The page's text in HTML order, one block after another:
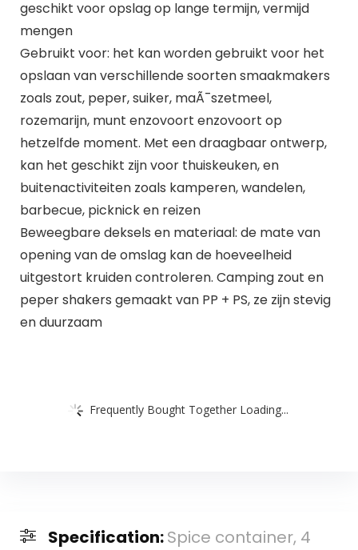
geschikt voor opslag op lange termijn, vermijd
mengen
Gebruikt voor: het kan worden gebruikt voor het
opslaan van verschillende soorten smaakmakers
zoals zout, peper, suiker, maÃ¯szetmeel,
rozemarijn, munt enzovoort enzovoort op
hetzelfde moment. Met een draagbaar ontwerp,
kan het geschikt zijn voor thuiskeuken, en
buitenactiviteiten zoals kamperen, wandelen,
barbecue, picknick en reizen
Beweegbare deksels en materiaal: de mate van
opening van de omslag kan de hoeveelheid
uitgestort kruiden controleren. Camping zout en
peper shakers gemaakt van PP + PS, ze zijn stevig
en duurzaam
Frequently Bought Together Loading...
Specification:Spice container, 4